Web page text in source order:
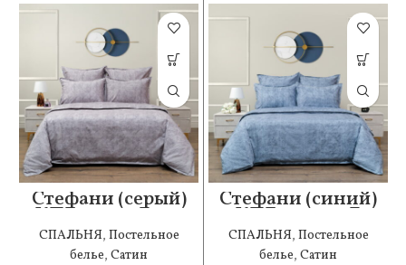
Стефани (серый)
КПБ сатин Евро
СПАЛЬНЯ, Постельное
белье, Сатин
Стефани (синий)
КПБ сатин 7Е
СПАЛЬНЯ, Постельное
белье, Сатин